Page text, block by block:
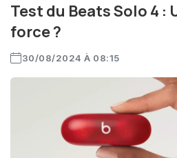
Test du Beats Solo 4 :
force ?
30/08/2024 À 08:15